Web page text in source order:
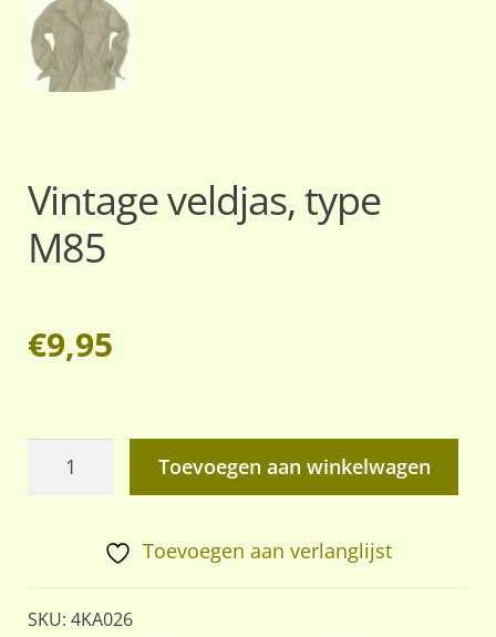
Vintage veldjas, type
M85
€9,95
Toevoegen aan winkelwagen
Toevoegen aan verlanglijst
SKU:4KA026